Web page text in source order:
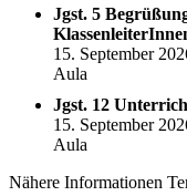
Jgst. 5
15. September
Aula
Jgst. 12
15. September
Aula
Nähere Informationen